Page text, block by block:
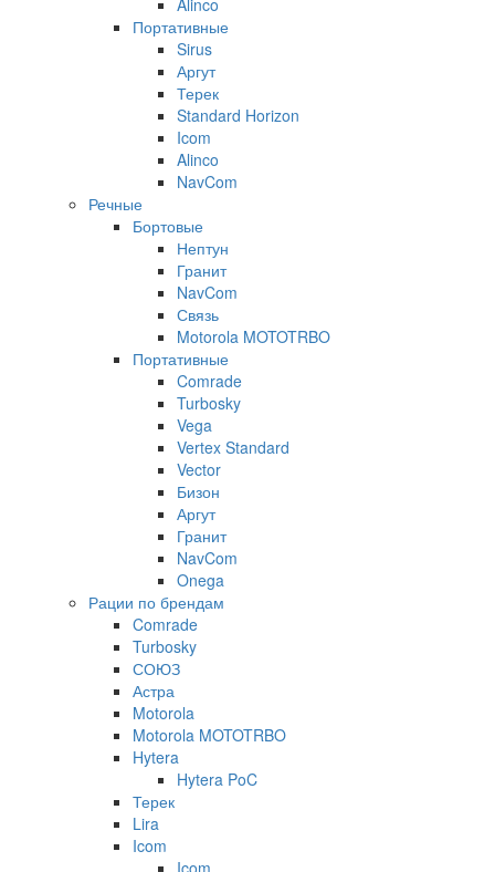
Портативные
Sirus
Аргут
Терек
Standard Horizon
Icom
Alinco
NavCom
Речные
Бортовые
Нептун
Гранит
NavCom
Связь
Motorola MOTOTRBO
Портативные
Comrade
Turbosky
Vega
Vertex Standard
Vector
Бизон
Аргут
Гранит
NavCom
Onega
Рации по брендам
Comrade
Turbosky
СОЮЗ
Астра
Motorola
Motorola MOTOTRBO
Hytera
Hytera PoC
Терек
Lira
Icom
Icom